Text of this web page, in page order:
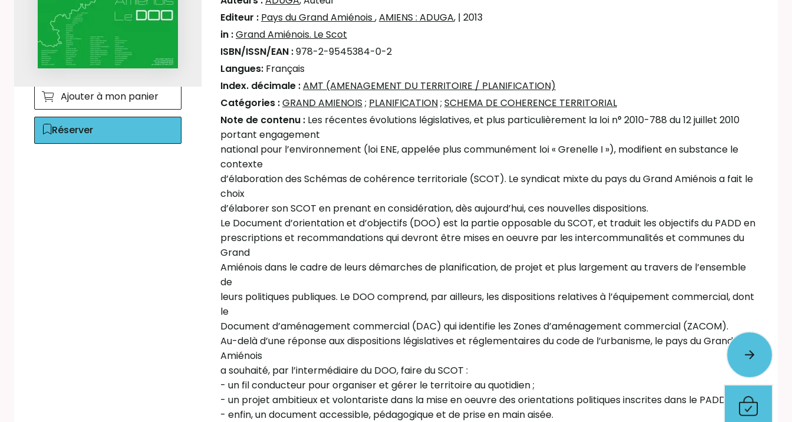
Ajouter à mon panier
Réserver
Editeur : Pays du Grand Amiénois,AMIENS : ADUGA, | 2013
in :Grand Amiénois. Le Scot
ISBN/ISSN/EAN :978-2-9545384-0-2
Langues: Français
Index. décimale :AMT (AMENAGEMENT DU TERRITOIRE / PLANIFICATION)
Catégories :GRAND AMIENOIS ; PLANIFICATION; SCHEMA DE COHERENCE TERRITORIAL
Note de contenu : Les récentes évolutions législatives, et plus particulièrement la loi n° 2010-788 du 12 juillet 2010
portant engagement
national pour l’environnement (loi ENE, appelée plus communément loi « Grenelle I »), modifient en substance le
contexte
d’élaboration des Schémas de cohérence territoriale (SCOT). Le syndicat mixte du pays du Grand Amiénois a fait le
choix
d’élaborer son SCOT en prenant en considération, dès aujourd’hui, ces nouvelles dispositions.
Le Document d’orientation et d’objectifs (DOO) est la partie opposable du SCOT, et traduit les objectifs du PADD en
prescriptions et recommandations qui devront être mises en oeuvre par les intercommunalités et communes du
Grand
Amiénois dans le cadre de leurs démarches de planification, de projet et plus largement au travers de l’ensemble
de
leurs politiques publiques. Le DOO comprend, par ailleurs, les dispositions relatives à l’équipement commercial, dont
le
Document d’aménagement commercial (DAC) qui identifie les Zones d’aménagement commercial (ZACOM).
Au-delà d’une réponse aux dispositions législatives et réglementaires du code de l’urbanisme, le pays du Grand
Amiénois
a souhaité, par l’intermédiaire du DOO, faire du SCOT :
- un fil conducteur pour organiser et gérer le territoire au quotidien ;
- un projet ambitieux et volontariste dans la mise en oeuvre des orientations politiques inscrites dans le PADD ;
- enfin, un document accessible, pédagogique et de prise en main aisée.